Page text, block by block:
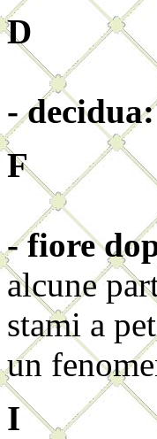
D
- decidua:
F
- fiore
alcune
stami a
un
I